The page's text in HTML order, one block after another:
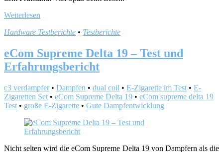
Weiterlesen
Hardware Testberichte • Testberichte
eCom Supreme Delta 19 – Test und
Erfahrungsbericht
c3 verdampfer• Dampfen • dual coil • E-Zigarette im Test • E-
Zigaretten Set • eCom Supreme Delta 19 • eCom supreme delta 19
Test • große E-Zigarette • Gute Dampfentwicklung
Nicht selten wird die eCom Supreme Delta 19 von Dampfern als die